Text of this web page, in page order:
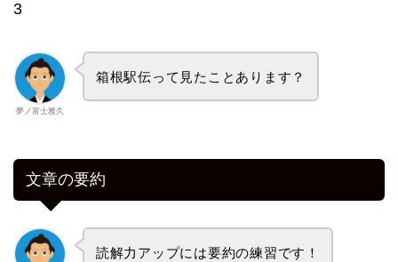
3
夢ノ富士雅久
箱根駅伝って見たことあります？
文章の要約
読解力アップには要約の練習です！